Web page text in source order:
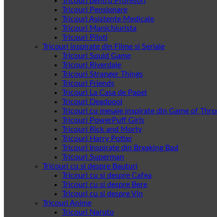
Tricouri Pensionare
Tricouri Asistente Medicale
Tricouri Manichiurista
Tricouri Piloti
Tricouri inspirate din Filme si Seriale
Tricouri Squid Game
Tricouri Riverdale
Tricouri Stranger Things
Tricouri Friends
Tricouri La Casa de Papel
Tricouri Deadpool
Tricouri cu mesaje inspirate din Game of
Tricouri PowerPuff Girls
Tricouri Rick and Morty
Tricouri Harry Potter
Tricouri Inspirate din Breaking Bad
Tricouri Superman
Tricouri cu si despre Bauturi
Tricouri cu si despre Cafea
Tricouri cu si despre Bere
Tricouri cu si despre Vin
Tricouri Anime
Tricouri Naruto